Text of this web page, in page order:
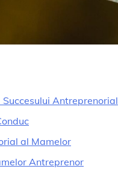
Antreprenorial
al Mamelor
Antreprenor